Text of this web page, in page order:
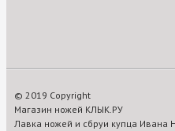
© 2019 Copyright
Магазин ножей КЛЫК.РУ
Лавка ножей и сбруи купца Ивана